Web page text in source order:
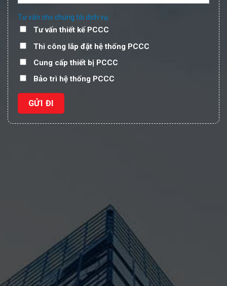
Tư vấn cho chúng tôi dịch vụ:
Tư vấn thiết kế PCCC
Thi công lắp đặt hệ thống PCCC
Cung cấp thiết bị PCCC
Bảo trì hệ thống PCCC